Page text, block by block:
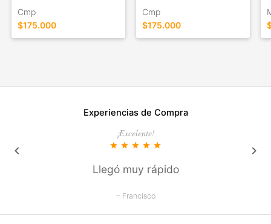
Cmp
$175.000
Cmp
$175.000
Experiencias de Compra
¡Excelente!
star star star star star
Llegó muy rápido
– Francisco
keyboard_arrow_left keyboard_arrow_right